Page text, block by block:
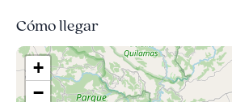
Cómo llegar
+
−